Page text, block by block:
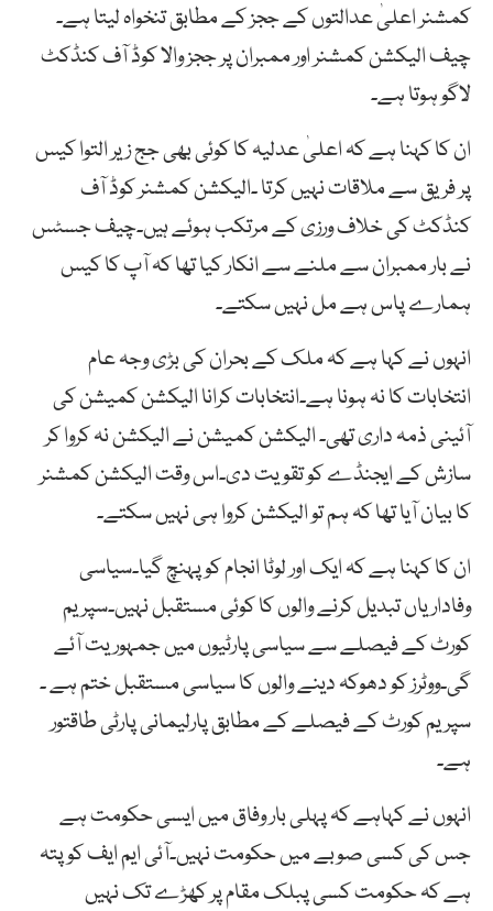
کمشنر اعلیٰ عدالتوں کے ججز کے مطابق تنخواہ لیتا ہے۔
چیف الیکشن کمشنر اور ممبران پر ججز والا کوڈ آف کنڈکٹ
لاگو ہوتا ہے۔
ان کا کہنا ہے کہ اعلیٰ عدلیہ کا کوئی بھی جج زیر التوا کیس
پر فریق سے ملاقات نہیں کرتا ۔الیکشن کمشنر کوڈ آف
کنڈکٹ کی خلاف ورزی کے مرتکب ہوئے ہیں۔چیف جسٹس
نے بار ممبران سے ملنے سے انکار کیا تھا کہ آپ کا کیس
ہمارے پاس ہے مل نہیں سکتے۔
انہوں نے کہا ہے کہ ملک کے بحران کی بڑی وجہ عام
انتخابات کا نہ ہونا ہے۔انتخابات کرانا الیکشن کمیشن کی
آئینی ذمہ داری تھی۔ الیکشن کمیشن نے الیکشن نہ کروا کر
سازش کے ایجنڈے کو تقویت دی۔اس وقت الیکشن کمشنر
کا بیان آیا تھا کہ ہم تو الیکشن کروا ہی نہیں سکتے۔
ان کا کہنا ہے کہ ایک اور لوٹا انجام کو پہنچ گیا۔سیاسی
وفاداریاں تبدیل کرنے والوں کا کوئی مستقبل نہیں۔سپریم
کورٹ کے فیصلے سے سیاسی پارٹیوں میں جمہوریت آئے
گی۔ووٹرز کو دھوکہ دینے والوں کا سیاسی مستقبل ختم ہے ۔
سپریم کورٹ کے فیصلے کے مطابق پارلیمانی پارٹی طاقتور
ہے۔
انہوں نے کہاہے کہ پہلی بار وفاق میں ایسی حکومت ہے
جس کی کسی صوبے میں حکومت نہیں۔آئی ایم ایف کو پتہ
ہے کہ حکومت کسی پبلک مقام پر کھڑے تک نہیں